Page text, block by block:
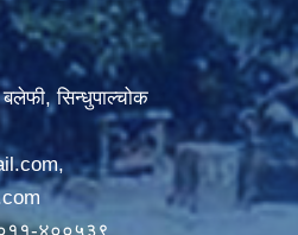
बलेफी, सिन्धुपाल्चोक
,